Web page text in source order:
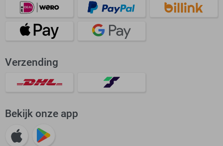
Verzending
Bekijk onze app